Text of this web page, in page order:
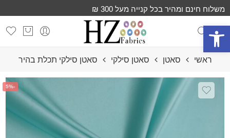
פתח סרגל נגישות
משלוח חינם ומהיר בכל קנייה מעל 300 ₪
ראשי סאטן סאטן סילקי סאטן סילקי תכלת בהיר
-5%